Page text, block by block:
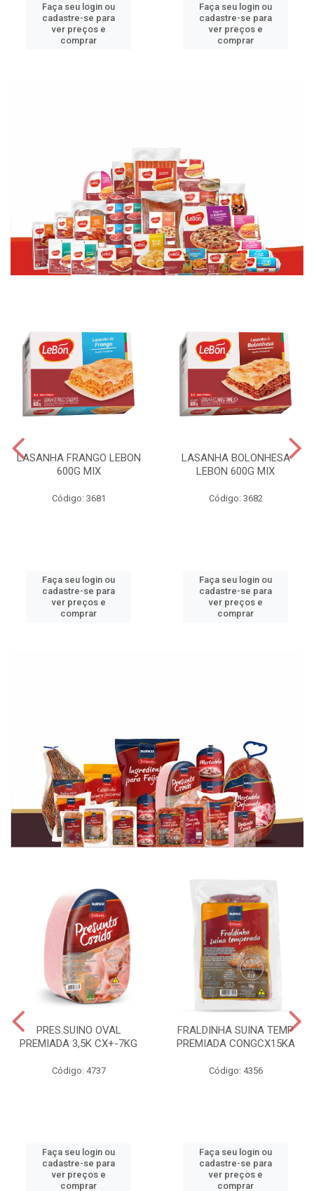
Faça seu login ou
cadastre-se para
ver preços e
comprar
Faça seu login ou
cadastre-se para
ver preços e
comprar
LASANHA FRANGO LEBON
600G MIX
Código: 3681
Faça seu login ou
cadastre-se para
ver preços e
comprar
LASANHA BOLONHESA
LEBON 600G MIX
Código: 3682
Faça seu login ou
cadastre-se para
ver preços e
comprar
PRES.SUINO OVAL
PREMIADA 3,5K CX+-7KG
Código: 4737
Faça seu login ou
cadastre-se para
ver preços e
comprar
FRALDINHA SUINA TEMP
PREMIADA CONGCX15KA
Código: 4356
Faça seu login ou
cadastre-se para
ver preços e
comprar